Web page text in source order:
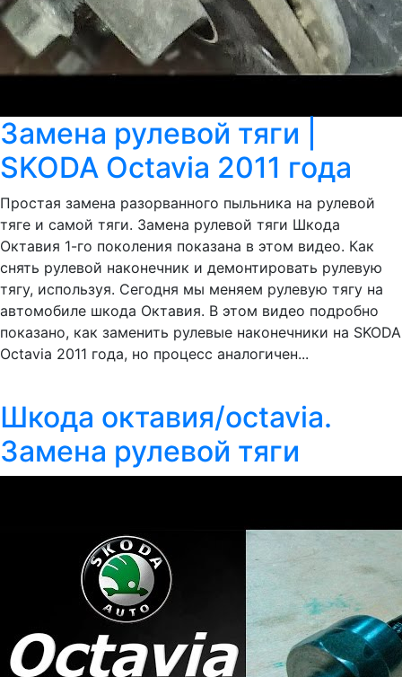
Замена рулевой тяги |
SKODA Octavia 2011 года
Простая замена разорванного пыльника на рулевой
тяге и самой тяги. Замена рулевой тяги Шкода
Октавия 1-го поколения показана в этом видео. Как
снять рулевой наконечник и демонтировать рулевую
тягу, используя. Сегодня мы меняем рулевую тягу на
автомобиле шкода Октавия. В этом видео подробно
показано, как заменить рулевые наконечники на SKODA
Octavia 2011 года, но процесс аналогичен...
Шкода октавия/octavia.
Замена рулевой тяги